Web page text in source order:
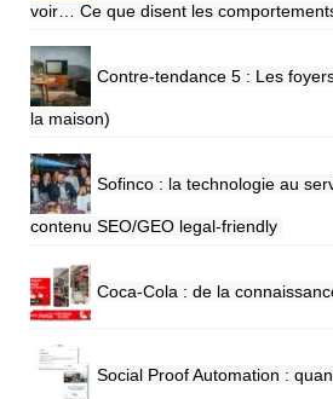
voir… Ce que disent les
Contre-tendance 5 : Les
la maison)
Sofinco : la technologie au
contenu SEO/GEO legal-friendly
Coca-Cola : de la
Social Proof Automation :